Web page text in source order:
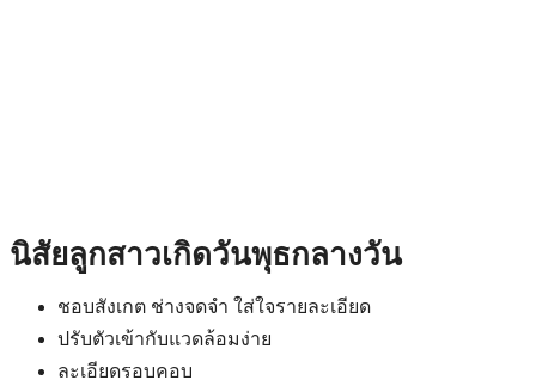
นิสัยลูกสาวเกิดวันพุธกลางวัน
ชอบสังเกต ช่างจดจำ ใส่ใจรายละเอียด
ปรับตัวเข้ากับแวดล้อมง่าย
ละเอียดรอบคอบ